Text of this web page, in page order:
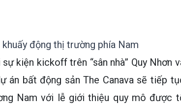
khuấy động thị trường phía Nam
kiện kickoff trên “sân nhà” Quy Nhơn
án bất động sản The Canava sẽ tiếp
Nam với lễ giới thiệu quy mô được